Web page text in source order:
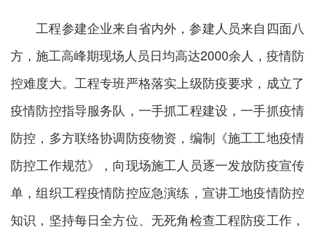
工程参建企业来自省内外，参建人员来自四面八
方，施工高峰期现场人员日均高达2000余人，疫情防
控难度大。工程专班严格落实上级防疫要求，成立了
疫情防控指导服务队，一手抓工程建设，一手抓疫情
防控，多方联络协调防疫物资，编制《施工工地疫情
防控工作规范》，向现场施工人员逐一发放防疫宣传
单，组织工程疫情防控应急演练，宣讲工地疫情防控
知识，坚持每日全方位、无死角检查工程防疫工作，